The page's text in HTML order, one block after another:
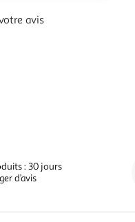
avis
: 30 jours
d’avis